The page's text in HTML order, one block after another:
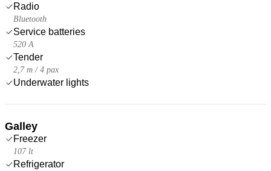
Radio
Bluetooth
Service batteries
520 A
Tender
2,7 m / 4 pax
Underwater lights
Galley
Freezer
107 lt
Refrigerator